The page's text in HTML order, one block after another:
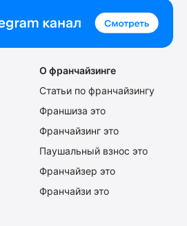
О франчайзинге
Статьи по франчайзингу
Франшиза это
Франчайзинг это
Паушальный взнос это
Франчайзер это
Франчайзи это